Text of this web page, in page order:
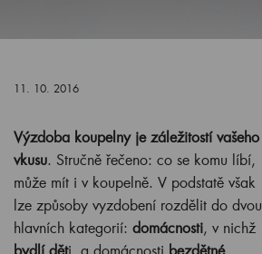
11. 10. 2016
Výzdoba koupelny je záležitostí vašeho
vkusu. Stručně řečeno: co se komu líbí,
může mít i v koupelně. V podstatě však
lze způsoby vyzdobení rozdělit do dvou
hlavních kategorií: domácnosti, v nichž
bydlí děti, a domácnosti bezdětné.